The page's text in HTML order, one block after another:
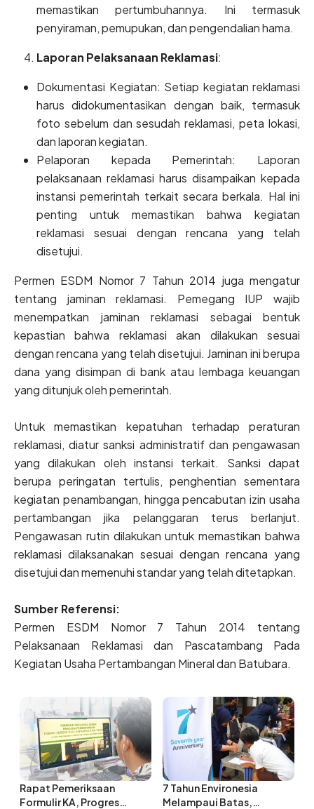
memastikan pertumbuhannya. Ini termasuk
penyiraman, pemupukan, dan pengendalian hama.
Laporan Pelaksanaan Reklamasi:
Dokumentasi Kegiatan: Setiap kegiatan reklamasi
harus didokumentasikan dengan baik, termasuk
foto sebelum dan sesudah reklamasi, peta lokasi,
dan laporan kegiatan.
Pelaporan kepada Pemerintah: Laporan
pelaksanaan reklamasi harus disampaikan kepada
instansi pemerintah terkait secara berkala. Hal ini
penting untuk memastikan bahwa kegiatan
reklamasi sesuai dengan rencana yang telah
disetujui.
Permen ESDM Nomor 7 Tahun 2014 juga mengatur
tentang jaminan reklamasi. Pemegang IUP wajib
menempatkan jaminan reklamasi sebagai bentuk
kepastian bahwa reklamasi akan dilakukan sesuai
dengan rencana yang telah disetujui. Jaminan ini berupa
dana yang disimpan di bank atau lembaga keuangan
yang ditunjuk oleh pemerintah.
Untuk memastikan kepatuhan terhadap peraturan
reklamasi, diatur sanksi administratif dan pengawasan
yang dilakukan oleh instansi terkait. Sanksi dapat
berupa peringatan tertulis, penghentian sementara
kegiatan penambangan, hingga pencabutan izin usaha
pertambangan jika pelanggaran terus berlanjut.
Pengawasan rutin dilakukan untuk memastikan bahwa
reklamasi dilaksanakan sesuai dengan rencana yang
disetujui dan memenuhi standar yang telah ditetapkan.
Sumber Referensi:
Permen ESDM Nomor 7 Tahun 2014 tentang
Pelaksanaan Reklamasi dan Pascatambang Pada
Kegiatan Usaha Pertambangan Mineral dan Batubara​.
Rapat Pemeriksaan
Formulir KA, Progres
7 Tahun Environesia
Melampaui Batas,